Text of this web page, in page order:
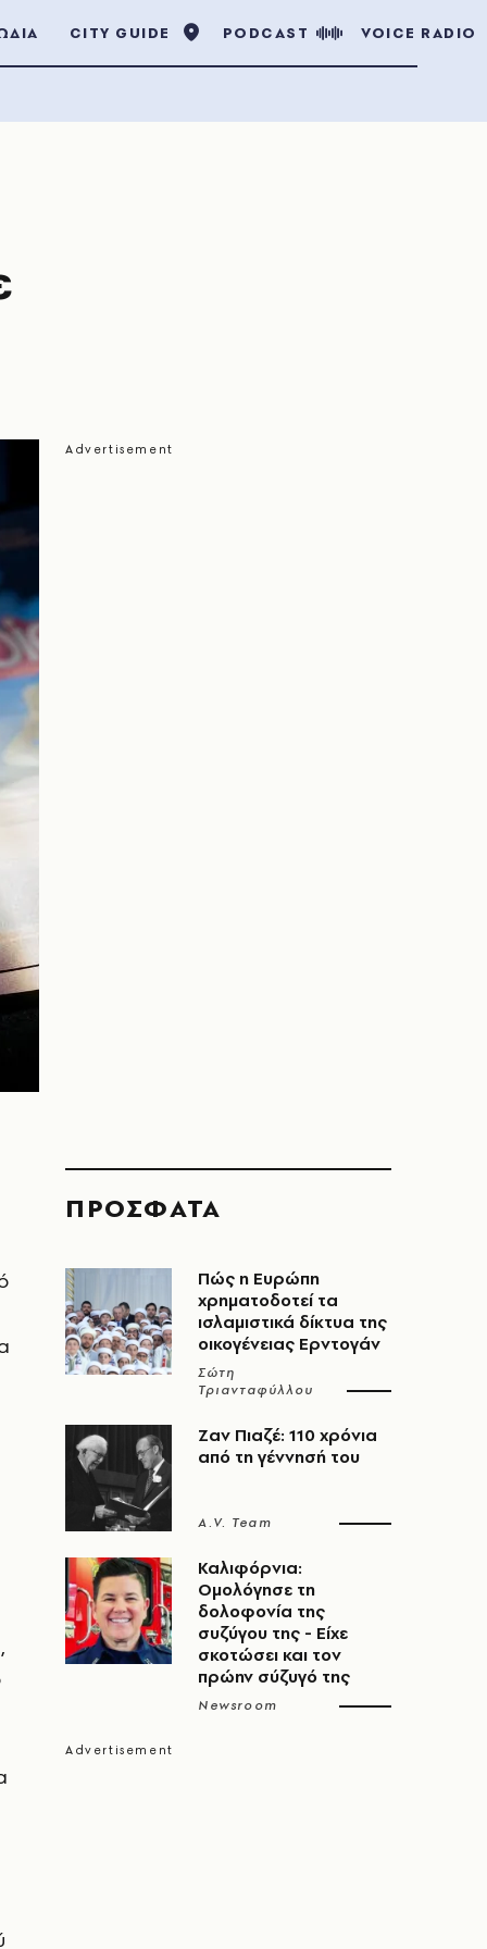
CITY GUIDE PODCAST VOICE RADIO
ΠΡΟΣΦΑΤΑ
Πώς η Ευρώπη
χρηματοδοτεί τα
ισλαμιστικά δίκτυα της
οικογένειας Ερντογάν
Σώτη
Τριανταφύλλου
Ζαν Πιαζέ: 110 χρόνια
από τη γέννησή του
A.V. Team
Καλιφόρνια:
Ομολόγησε τη
δολοφονία της
συζύγου της - Είχε
σκοτώσει και τον
πρώην σύζυγό της
Newsroom